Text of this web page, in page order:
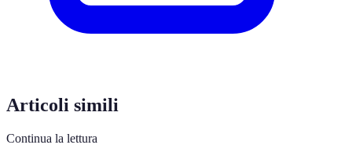
Articoli simili
Continua la lettura